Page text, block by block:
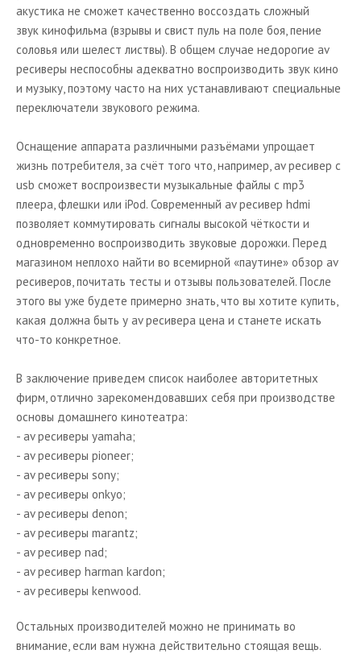
акустика не сможет качественно воссоздать сложный
звук кинофильма (взрывы и свист пуль на поле боя, пение
соловья или шелест листвы). В общем случае недорогие av
ресиверы неспособны адекватно воспроизводить звук кино
и музыку, поэтому часто на них устанавливают специальные
переключатели звукового режима.
Оснащение аппарата различными разъёмами упрощает
жизнь потребителя, за счёт того что, например, av ресивер с
usb сможет воспроизвести музыкальные файлы с mp3
плеера, флешки или iPod. Современный av ресивер hdmi
позволяет коммутировать сигналы высокой чёткости и
одновременно воспроизводить звуковые дорожки. Перед
магазином неплохо найти во всемирной «паутине» обзор av
ресиверов, почитать тесты и отзывы пользователей. После
этого вы уже будете примерно знать, что вы хотите купить,
какая должна быть у av ресивера цена и станете искать
что-то конкретное.
В заключение приведем список наиболее авторитетных
фирм, отлично зарекомендовавших себя при производстве
основы домашнего кинотеатра:
- av ресиверы yamaha;
- av ресиверы pioneer;
- av ресиверы sony;
- av ресиверы onkyo;
- av ресиверы denon;
- av ресиверы marantz;
- av ресивер nad;
- av ресивер harman kardon;
- av ресиверы kenwood.
Остальных производителей можно не принимать во
внимание, если вам нужна действительно стоящая вещь.